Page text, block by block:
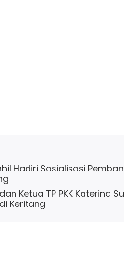
Hadiri Sosialisasi
Ketua TP PKK Katerina
Keritang